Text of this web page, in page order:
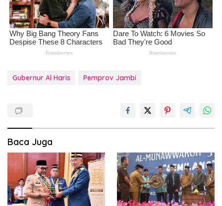
Gubernur Al Haris Pemprov Jambi
Baca Juga